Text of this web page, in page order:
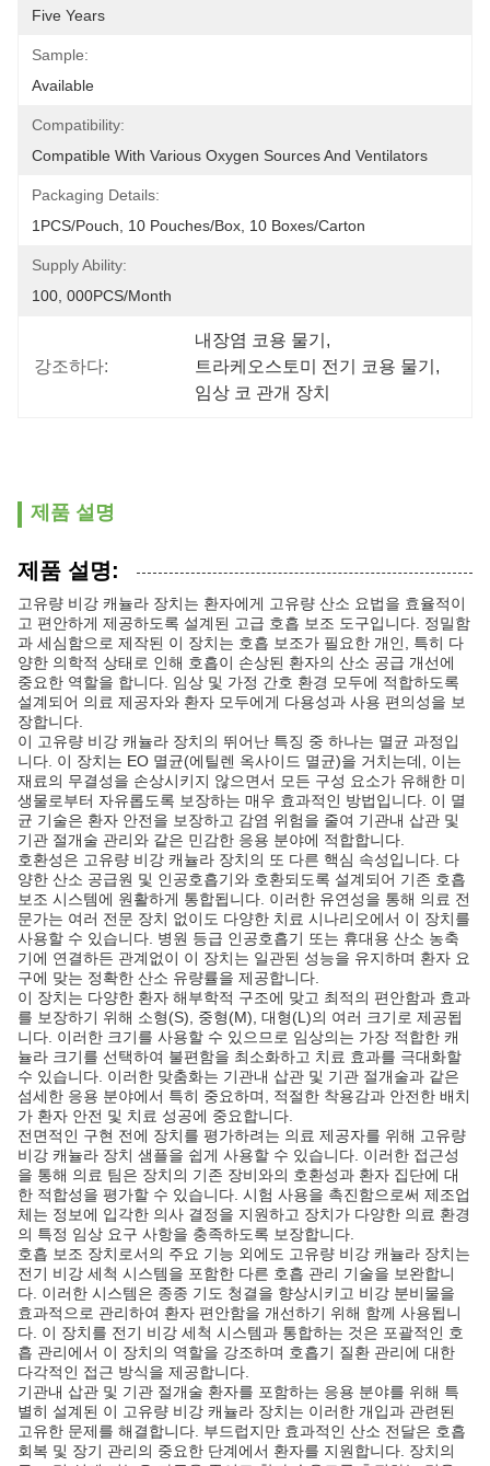
Five Years
Sample:
Available
Compatibility:
Compatible With Various Oxygen Sources And Ventilators
Packaging Details:
1PCS/Pouch, 10 Pouches/Box, 10 Boxes/Carton
Supply Ability:
100, 000PCS/Month
강조하다:
내장염 코용 물기 ,
트라케오스토미 전기 코용 물기 ,
임상 코 관개 장치
제품 설명
제품 설명:
고유량 비강 캐뉼라 장치는 환자에게 고유량 산소 요법을 효율적이
고 편안하게 제공하도록 설계된 고급 호흡 보조 도구입니다. 정밀함
과 세심함으로 제작된 이 장치는 호흡 보조가 필요한 개인, 특히 다
양한 의학적 상태로 인해 호흡이 손상된 환자의 산소 공급 개선에
중요한 역할을 합니다. 임상 및 가정 간호 환경 모두에 적합하도록
설계되어 의료 제공자와 환자 모두에게 다용성과 사용 편의성을 보
장합니다.
이 고유량 비강 캐뉼라 장치의 뛰어난 특징 중 하나는 멸균 과정입
니다. 이 장치는 EO 멸균(에틸렌 옥사이드 멸균)을 거치는데, 이는
재료의 무결성을 손상시키지 않으면서 모든 구성 요소가 유해한 미
생물로부터 자유롭도록 보장하는 매우 효과적인 방법입니다. 이 멸
균 기술은 환자 안전을 보장하고 감염 위험을 줄여 기관내 삽관 및
기관 절개술 관리와 같은 민감한 응용 분야에 적합합니다.
호환성은 고유량 비강 캐뉼라 장치의 또 다른 핵심 속성입니다. 다
양한 산소 공급원 및 인공호흡기와 호환되도록 설계되어 기존 호흡
보조 시스템에 원활하게 통합됩니다. 이러한 유연성을 통해 의료 전
문가는 여러 전문 장치 없이도 다양한 치료 시나리오에서 이 장치를
사용할 수 있습니다. 병원 등급 인공호흡기 또는 휴대용 산소 농축
기에 연결하든 관계없이 이 장치는 일관된 성능을 유지하며 환자 요
구에 맞는 정확한 산소 유량률을 제공합니다.
이 장치는 다양한 환자 해부학적 구조에 맞고 최적의 편안함과 효과
를 보장하기 위해 소형(S), 중형(M), 대형(L)의 여러 크기로 제공됩
니다. 이러한 크기를 사용할 수 있으므로 임상의는 가장 적합한 캐
뉼라 크기를 선택하여 불편함을 최소화하고 치료 효과를 극대화할
수 있습니다. 이러한 맞춤화는 기관내 삽관 및 기관 절개술과 같은
섬세한 응용 분야에서 특히 중요하며, 적절한 착용감과 안전한 배치
가 환자 안전 및 치료 성공에 중요합니다.
전면적인 구현 전에 장치를 평가하려는 의료 제공자를 위해 고유량
비강 캐뉼라 장치 샘플을 쉽게 사용할 수 있습니다. 이러한 접근성
을 통해 의료 팀은 장치의 기존 장비와의 호환성과 환자 집단에 대
한 적합성을 평가할 수 있습니다. 시험 사용을 촉진함으로써 제조업
체는 정보에 입각한 의사 결정을 지원하고 장치가 다양한 의료 환경
의 특정 임상 요구 사항을 충족하도록 보장합니다.
호흡 보조 장치로서의 주요 기능 외에도 고유량 비강 캐뉼라 장치는
전기 비강 세척 시스템을 포함한 다른 호흡 관리 기술을 보완합니
다. 이러한 시스템은 종종 기도 청결을 향상시키고 비강 분비물을
효과적으로 관리하여 환자 편안함을 개선하기 위해 함께 사용됩니
다. 이 장치를 전기 비강 세척 시스템과 통합하는 것은 포괄적인 호
흡 관리에서 이 장치의 역할을 강조하며 호흡기 질환 관리에 대한
다각적인 접근 방식을 제공합니다.
기관내 삽관 및 기관 절개술 환자를 포함하는 응용 분야를 위해 특
별히 설계된 이 고유량 비강 캐뉼라 장치는 이러한 개입과 관련된
고유한 문제를 해결합니다. 부드럽지만 효과적인 산소 전달은 호흡
회복 및 장기 관리의 중요한 단계에서 환자를 지원합니다. 장치의